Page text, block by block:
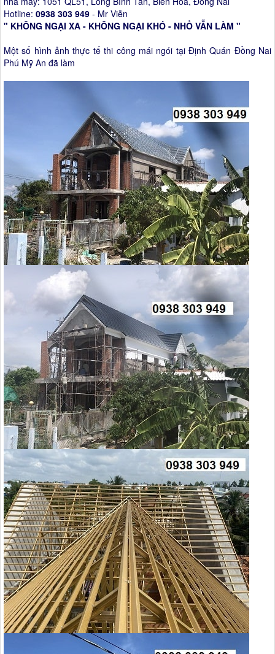
Hotline: 0938 303 949 - Mr Viễn
" KHÔNG NGẠI XA - KHÔNG NGẠI KHÓ - NHỎ VẪN LÀM "
Một số hình ảnh thực tế thi công mái ngói tại Định Quán Đồng Nai
Phú Mỹ An đã làm